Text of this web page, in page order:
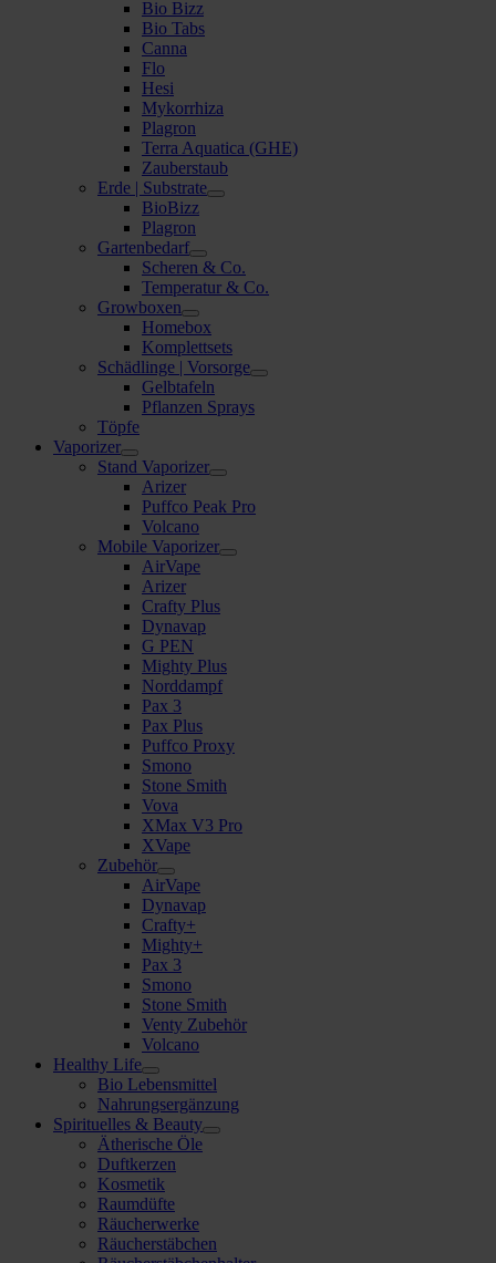
Bio Bizz
Bio Tabs
Canna
Flo
Hesi
Mykorrhiza
Plagron
Terra Aquatica (GHE)
Zauberstaub
Erde | Substrate
BioBizz
Plagron
Gartenbedarf
Scheren & Co.
Temperatur & Co.
Growboxen
Homebox
Komplettsets
Schädlinge | Vorsorge
Gelbtafeln
Pflanzen Sprays
Töpfe
Vaporizer
Stand Vaporizer
Arizer
Puffco Peak Pro
Volcano
Mobile Vaporizer
AirVape
Arizer
Crafty Plus
Dynavap
G PEN
Mighty Plus
Norddampf
Pax 3
Pax Plus
Puffco Proxy
Smono
Stone Smith
Vova
XMax V3 Pro
XVape
Zubehör
AirVape
Dynavap
Crafty+
Mighty+
Pax 3
Smono
Stone Smith
Venty Zubehör
Volcano
Healthy Life
Bio Lebensmittel
Nahrungsergänzung
Spirituelles & Beauty
Ätherische Öle
Duftkerzen
Kosmetik
Raumdüfte
Räucherwerke
Räucherstäbchen